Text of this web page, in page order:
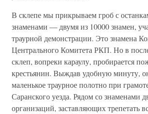
В склепе мы прикрываем гроб с
знаменами — двумя из 10000 знамен,
траурной демонстрации. Это знамена
Центрального Комитета РКП. Но в
склеп, вопреки караулу, пробирается
крестьянин. Выждав удобную минуту,
маленькое траурное полотно при
Саранского уезда. Рядом со знаменами
организаций, заставляющих трепетать